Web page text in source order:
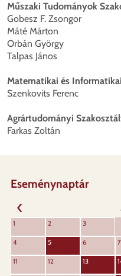
Műszaki Tudományok
Gobesz F. Zsongor
Máté Márton
Orbán György
Talpas János
Matematikai és
Szenkovits Ferenc
Agrártudományi
Farkas Zoltán
Eseménynaptár
ELŐZŐ
1 2 3
4 5 6 7
11 12 13